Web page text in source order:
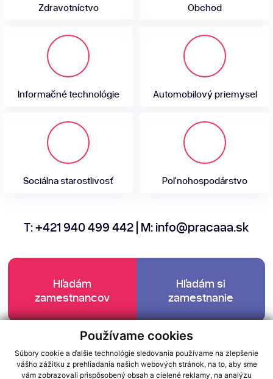
Používame cookies
Súbory cookie a ďalšie technológie sledovania používame na zlepšenie
vášho zážitku z prehliadania našich webových stránok, na to, aby sme
vám zobrazovali prispôsobený obsah a cielené reklamy, na analýzu
Zdravotníctvo Obchod
Informačné technológie Automobilový priemysel
Sociálna starostlivosť Poľnohospodárstvo
T:+421 940 499 442| M:info@pracaaa.sk
Hľadám
zamestnancov
Hľadám si
zamestnanie
Facebook|Instagram|Youtube
GDPR Cookies